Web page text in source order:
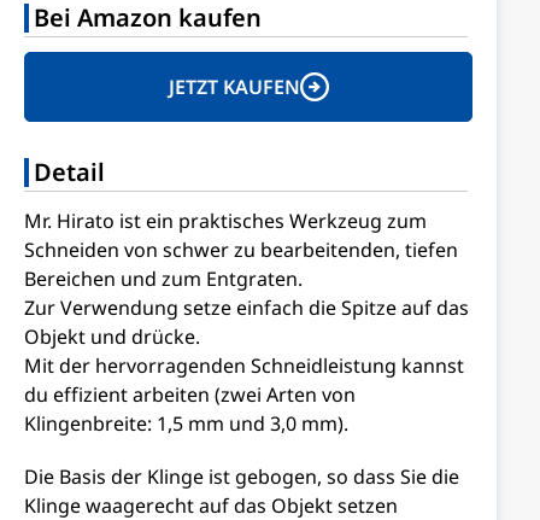
Bei Amazon kaufen
JETZT KAUFEN
Detail
Mr. Hirato ist ein praktisches Werkzeug zum
Schneiden von schwer zu bearbeitenden, tiefen
Bereichen und zum Entgraten.
Zur Verwendung setze einfach die Spitze auf das
Objekt und drücke.
Mit der hervorragenden Schneidleistung kannst
du effizient arbeiten (zwei Arten von
Klingenbreite: 1,5 mm und 3,0 mm).
Die Basis der Klinge ist gebogen, so dass Sie die
Klinge waagerecht auf das Objekt setzen